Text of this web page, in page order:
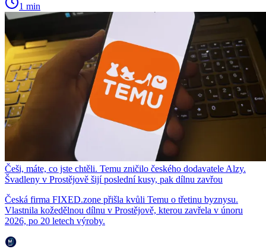
1 min
Češi, máte, co jste chtěli. Temu zničilo českého dodavatele Alzy.
Švadleny v Prostějově šijí poslední kusy, pak dílnu zavřou
Česká firma FIXED.zone přišla kvůli Temu o třetinu byznysu.
Vlastnila kožedělnou dílnu v Prostějově, kterou zavřela v únoru
2026, po 20 letech výroby.